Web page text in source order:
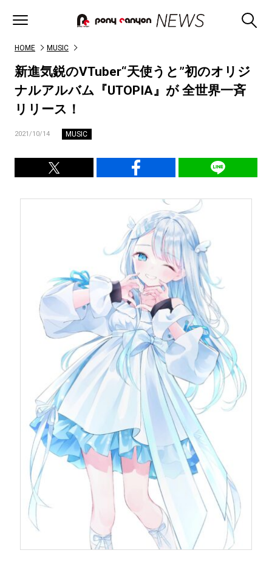
HOME MUSIC
新進気鋭のVTuber“天使うと”初のオリジ
ナルアルバム『UTOPIA』が 全世界一斉
リリース！
2021/10/14 MUSIC